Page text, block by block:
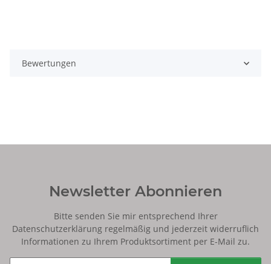
Bewertungen
Newsletter Abonnieren
Bitte senden Sie mir entsprechend Ihrer
Datenschutzerklärung regelmäßig und jederzeit widerruflich
Informationen zu Ihrem Produktsortiment per E-Mail zu.